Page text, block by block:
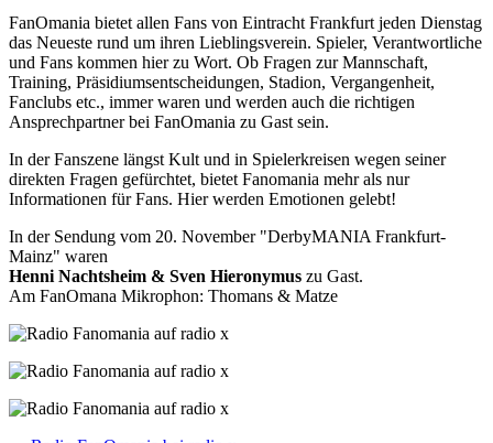
FanOmania bietet allen Fans von Eintracht Frankfurt jeden Dienstag
das Neueste rund um ihren Lieblingsverein. Spieler, Verantwortliche
und Fans kommen hier zu Wort. Ob Fragen zur Mannschaft,
Training, Präsidiumsentscheidungen, Stadion, Vergangenheit,
Fanclubs etc., immer waren und werden auch die richtigen
Ansprechpartner bei FanOmania zu Gast sein.
In der Fanszene längst Kult und in Spielerkreisen wegen seiner
direkten Fragen gefürchtet, bietet Fanomania mehr als nur
Informationen für Fans. Hier werden Emotionen gelebt!
In der Sendung vom 20. November "DerbyMANIA Frankfurt-
Mainz" waren
Henni Nachtsheim & Sven Hieronymus zu Gast.
Am FanOmana Mikrophon: Thomans & Matze